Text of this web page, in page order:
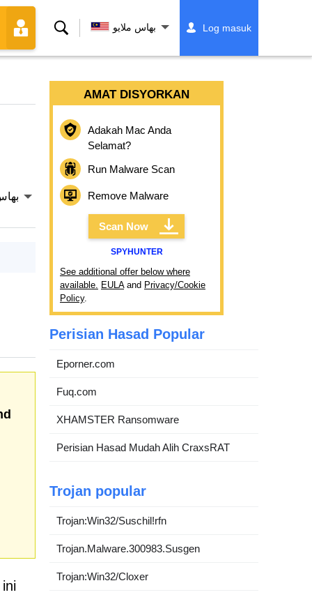
Cari بهاس ملايو Log masuk
AMAT DISYORKAN
Adakah Mac Anda
Selamat?
Run Malware Scan
Remove Malware
Scan Now
SPYHUNTER
See additional offer below where
available. EULAand Privacy/Cookie
Policy.
Perisian Hasad Popular
Eporner.com
Fuq.com
XHAMSTER Ransomware
Perisian Hasad Mudah Alih CraxsRAT
Trojan popular
Trojan:Win32/Suschil!rfn
Trojan.Malware.300983.Susgen
Trojan:Win32/Cloxer